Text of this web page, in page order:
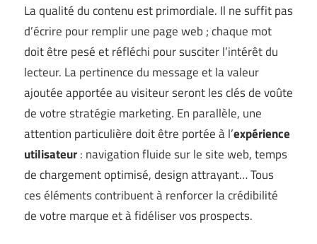
La qualité du contenu est primordiale. Il ne suffit pas
d’écrire pour remplir une page web ; chaque mot
doit être pesé et réfléchi pour susciter l’intérêt du
lecteur. La pertinence du message et la valeur
ajoutée apportée au visiteur seront les clés de voûte
de votre stratégie marketing. En parallèle, une
attention particulière doit être portée à l’expérience
utilisateur: navigation fluide sur le site web, temps
de chargement optimisé, design attrayant… Tous
ces éléments contribuent à renforcer la crédibilité
de votre marque et à fidéliser vos prospects.